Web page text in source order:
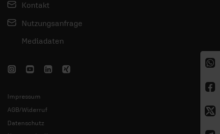
Kontakt
Nutzungsanfrage
Mediadaten
Impressum
AGB/Widerruf
Datenschutz